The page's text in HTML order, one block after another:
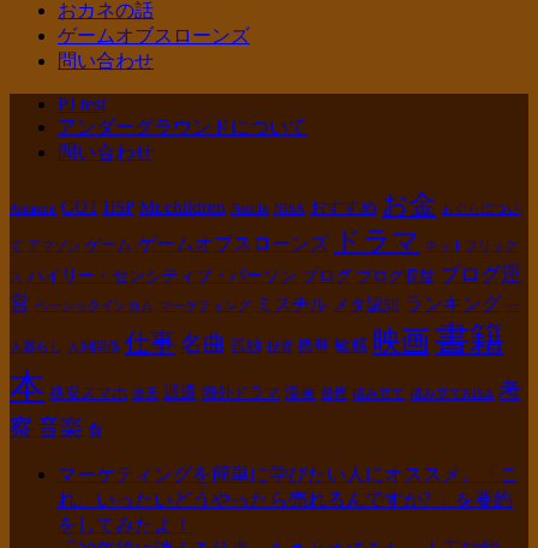
おカネの話
ゲームオブスローンズ
問い合わせ
PJ test
アンダーグラウンドについて
問い合わせ
Amazon GOT HSP Mr.children Netflix NISA おすすめ お金 もぐらについ
て アマゾン ゲーム ゲームオブスローンズ ドラマ ネットフリック
ス ハイリー・センシティブ・パーソン ブログ ブログ収益 ブログ運
営 ベーシックインカム マーケティング ミスチル メタ認知 ランキング 一
人暮らし 人間関係 仕事 名曲 孤独 投資 携帯 敏感 映画書籍
本 格安スマホ 楽天 派遣 海外ドラマ 漫画 禁煙 積み立て 積み立てNISA 考
察 音楽 食
マーケティングを簡単に学びたい人にオススメ。「こ
れ、いったいどうやったら売れるんですか? 」を要約
をしてみたよ！